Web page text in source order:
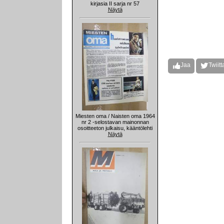
kirjasia II sarja nr 57
Näytä
Miesten oma / Naisten oma 1964
nr 2 -selostavan mainonnan
osoitteeton julkaisu, kääntölehti
Näytä
Jaa